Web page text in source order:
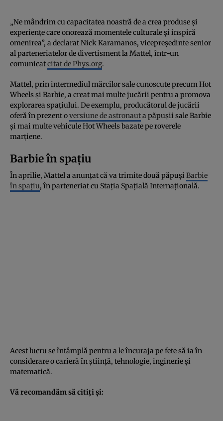
„Ne mândrim cu capacitatea noastră de a crea produse și
experiențe care onorează momentele culturale și inspiră
omenirea”, a declarat Nick Karamanos, vicepreședinte senior
al parteneriatelor de divertisment la Mattel, într-un
comunicatcitat de Phys.org.
Mattel, prin intermediul mărcilor sale cunoscute precum Hot
Wheels și Barbie, a creat mai multe jucării pentru a promova
explorarea spațiului. De exemplu, producătorul de jucării
oferă în prezent oversiune de astronauta păpușii sale Barbie
și mai multe vehicule Hot Wheels bazate pe roverele
marțiene.
Barbie în spațiu
În aprilie, Mattel a anunțat că va trimite două păpuși Barbie
în spațiu, în parteneriat cu Stația Spațială Internațională.
Acest lucru se întâmplă pentru a le încuraja pe fete să ia în
considerare o carieră în știință, tehnologie, inginerie și
matematică.
Vă recomandăm să citiți și: